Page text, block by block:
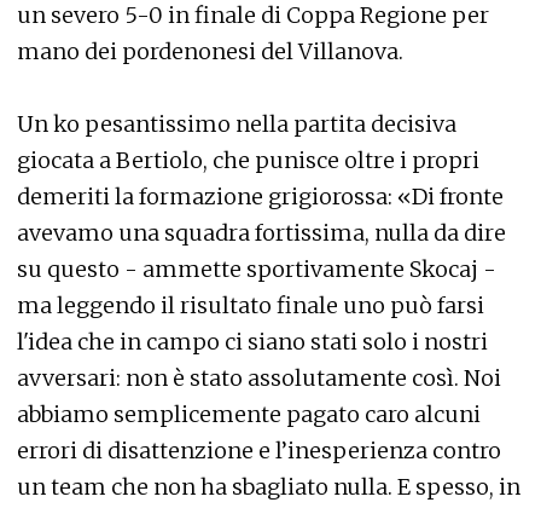
un severo 5-0 in finale di Coppa Regione per
mano dei pordenonesi del Villanova.
Un ko pesantissimo nella partita decisiva
giocata a Bertiolo, che punisce oltre i propri
demeriti la formazione grigiorossa: «Di fronte
avevamo una squadra fortissima, nulla da dire
su questo - ammette sportivamente Skocaj -
ma leggendo il risultato finale uno può farsi
l'idea che in campo ci siano stati solo i nostri
avversari: non è stato assolutamente così. Noi
abbiamo semplicemente pagato caro alcuni
errori di disattenzione e l’inesperienza contro
un team che non ha sbagliato nulla. E spesso, in